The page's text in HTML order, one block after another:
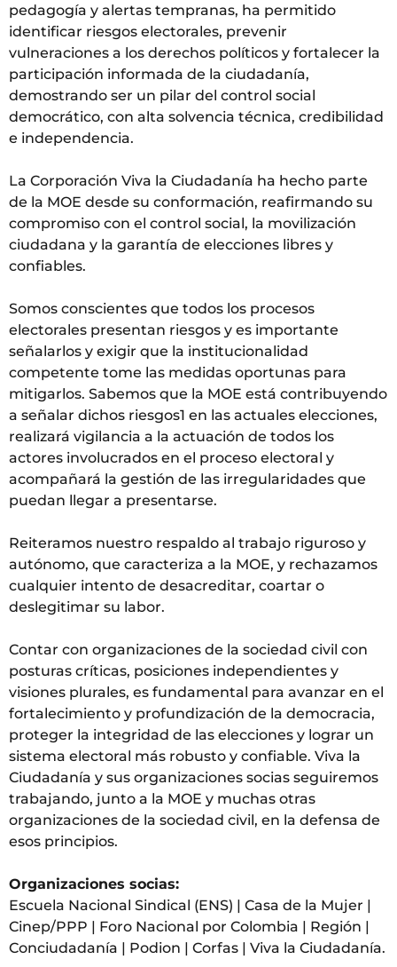
pedagogía y alertas tempranas, ha permitido
identificar riesgos electorales, prevenir
vulneraciones a los derechos políticos y fortalecer la
participación informada de la ciudadanía,
demostrando ser un pilar del control social
democrático, con alta solvencia técnica, credibilidad
e independencia.
La Corporación Viva la Ciudadanía ha hecho parte
de la MOE desde su conformación, reafirmando su
compromiso con el control social, la movilización
ciudadana y la garantía de elecciones libres y
confiables.
Somos conscientes que todos los procesos
electorales presentan riesgos y es importante
señalarlos y exigir que la institucionalidad
competente tome las medidas oportunas para
mitigarlos. Sabemos que la MOE está contribuyendo
a señalar dichos riesgos1 en las actuales elecciones,
realizará vigilancia a la actuación de todos los
actores involucrados en el proceso electoral y
acompañará la gestión de las irregularidades que
puedan llegar a presentarse.
Reiteramos nuestro respaldo al trabajo riguroso y
autónomo, que caracteriza a la MOE, y rechazamos
cualquier intento de desacreditar, coartar o
deslegitimar su labor.
Contar con organizaciones de la sociedad civil con
posturas críticas, posiciones independientes y
visiones plurales, es fundamental para avanzar en el
fortalecimiento y profundización de la democracia,
proteger la integridad de las elecciones y lograr un
sistema electoral más robusto y confiable. Viva la
Ciudadanía y sus organizaciones socias seguiremos
trabajando, junto a la MOE y muchas otras
organizaciones de la sociedad civil, en la defensa de
esos principios.
Organizaciones socias:
Escuela Nacional Sindical (ENS) | Casa de la Mujer |
Cinep/PPP | Foro Nacional por Colombia | Región |
Conciudadanía | Podion | Corfas | Viva la Ciudadanía.